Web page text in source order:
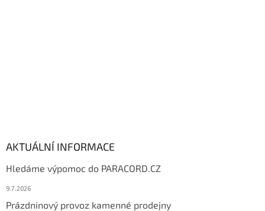
AKTUÁLNÍ INFORMACE
Hledáme výpomoc do PARACORD.CZ
9.7.2026
Prázdninový provoz kamenné prodejny